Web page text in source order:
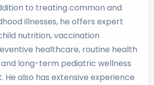
to treating common and
illnesses, he offers expert
nutrition, vaccination
healthcare, routine health
long-term pediatric wellness
He also has extensive experience